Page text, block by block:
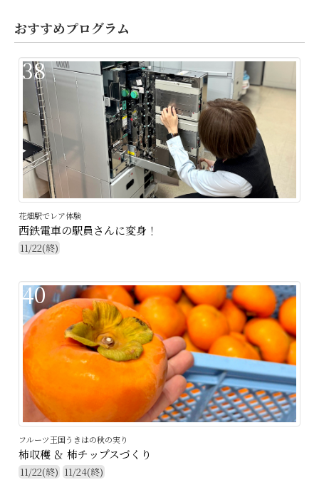
おすすめプログラム
38
花畑駅でレア体験
西鉄電車の駅員さんに変身！
11/22(終)
40
フルーツ王国うきはの秋の実り
柿収穫 ＆ 柿チップスづくり
11/22(終) 11/24(終)